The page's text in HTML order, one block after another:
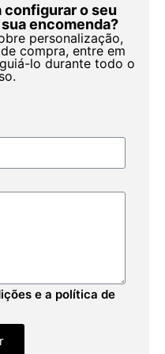
configurar o seu
encomenda?
personalização,
compra, entre em
lo durante todo o
e a política de